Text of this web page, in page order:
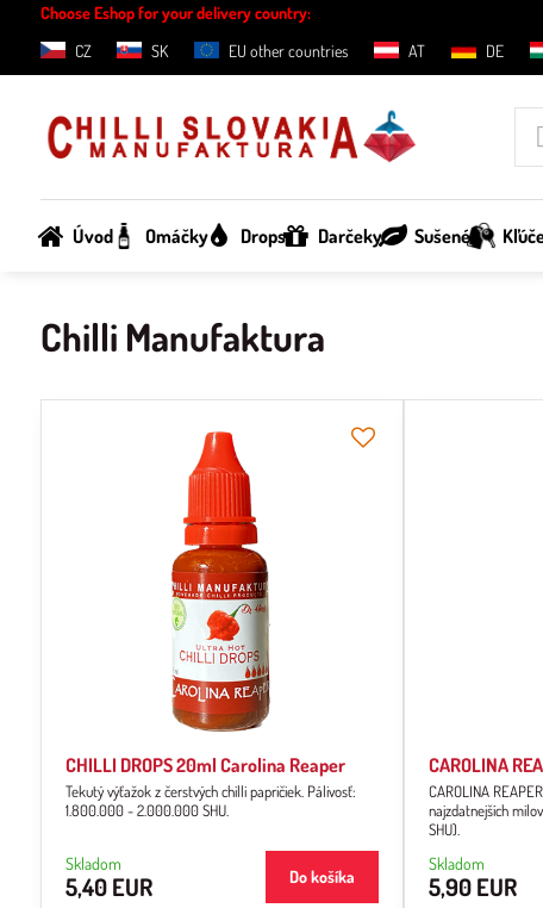
Choose Eshop for your delivery country:
CZ
SK EU other countries AT DE
Úvod Omáčky Drops Darčeky Sušené
Chilli Manufaktura
CHILLI DROPS 20ml Carolina Reaper
Tekutý výťažok z čerstvých chilli papričiek. Pálivosť:
1.800.000 - 2.000.000 SHU.
Skladom
5,40 EUR Do košíka
CAROLINA
CAROLINA
najzdatnejších
SHU).
Skladom
5,90 EUR